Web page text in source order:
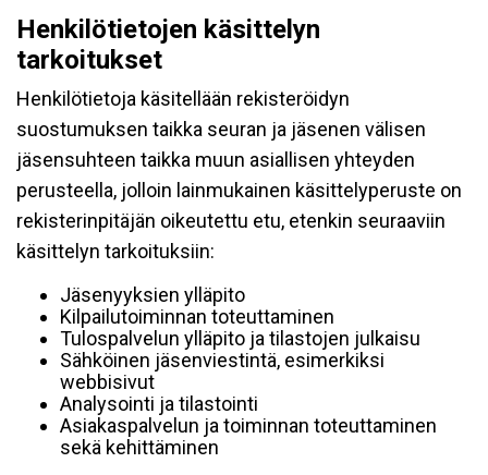
Henkilötietojen käsittelyn
tarkoitukset
Henkilötietoja käsitellään rekisteröidyn
suostumuksen taikka seuran ja jäsenen välisen
jäsensuhteen taikka muun asiallisen yhteyden
perusteella, jolloin lainmukainen käsittelyperuste on
rekisterinpitäjän oikeutettu etu, etenkin seuraaviin
käsittelyn tarkoituksiin:
Jäsenyyksien ylläpito
Kilpailutoiminnan toteuttaminen
Tulospalvelun ylläpito ja tilastojen julkaisu
Sähköinen jäsenviestintä, esimerkiksi
webbisivut
Analysointi ja tilastointi
Asiakaspalvelun ja toiminnan toteuttaminen
sekä kehittäminen